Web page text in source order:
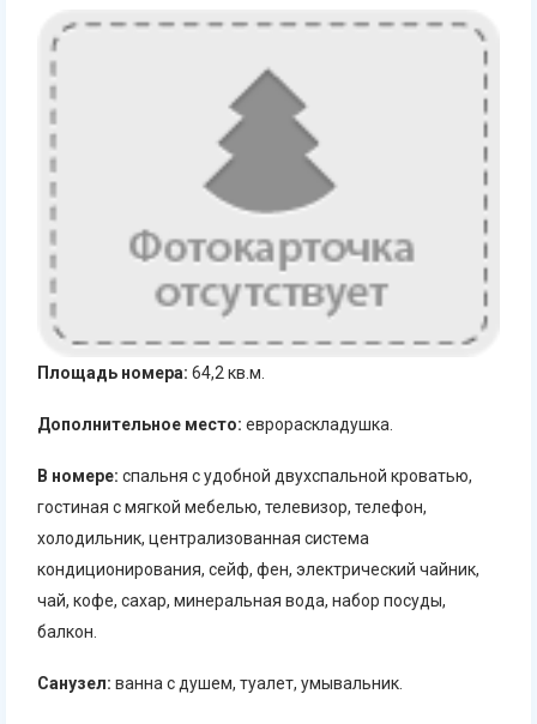
Площадь номера: 64,2 кв.м.
Дополнительное место: еврораскладушка.
В номере: спальня с удобной двухспальной кроватью,
гостиная с мягкой мебелью, телевизор, телефон,
холодильник, централизованная система
кондиционирования, сейф, фен, электрический чайник,
чай, кофе, сахар, минеральная вода, набор посуды,
балкон.
Санузел: ванна с душем, туалет, умывальник.